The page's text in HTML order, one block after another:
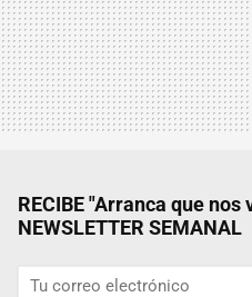
RECIBE "Arranca que nos
NEWSLETTER SEMANAL